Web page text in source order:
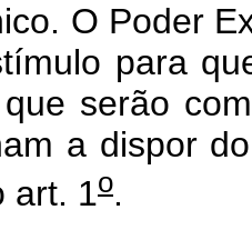
O Poder
para
serão
a dispor
art. 1o.